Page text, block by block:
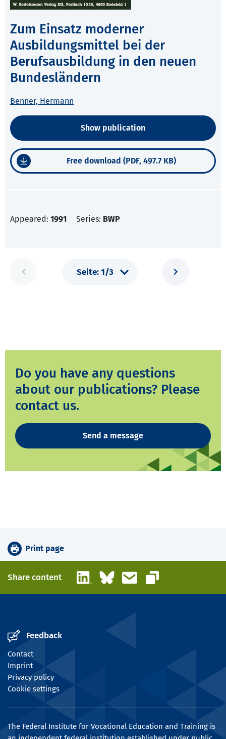
Zum Einsatz moderner
Ausbildungsmittel bei der
Berufsausbildung in den neuen
Bundesländern
Benner, Hermann
Show publication
Free download (PDF, 497.7 KB)
Appeared: 1991 Series: BWP
Do you have any questions
about our publications? Please
contact us.
Send a message
Print page
Share content LinkedInBlueskyEmail
Copy link
Feedback
Contact
Imprint
Privacy policy
Cookie settings
The Federal Institute for Vocational Education and Training is